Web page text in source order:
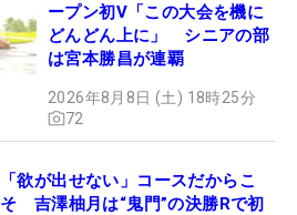
ープン初V「この大会を機に
どんどん上に」 シニアの部
は宮本勝昌が連覇
2026年8月8日 (土) 18時25分
72
「欲が出せない」コースだからこ
そ 吉澤柚月は“鬼門”の決勝Rで初